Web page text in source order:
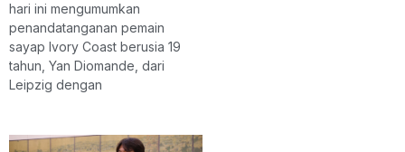
hari ini mengumumkan
penandatanganan pemain
sayap Ivory Coast berusia 19
tahun, Yan Diomande, dari
Leipzig dengan